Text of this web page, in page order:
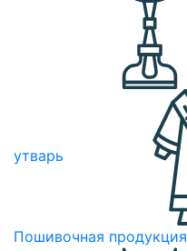
утварь
Пошивочная продукция